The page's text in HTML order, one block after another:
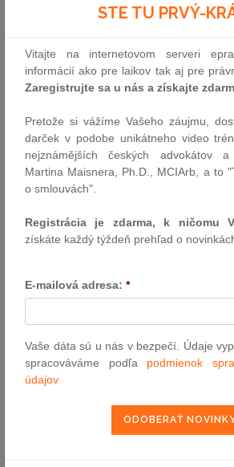
rovnako aj požiadavka na jeho
Päť rokov nasledujúcich po roku,
týkajú, prípadne po roku, kedy sa
povinný uchovávať:
zoznamy číselných znakov alebo
použitých v účtovníctve, odpisový
inventarizačné zápisy, účtový rozvrh,
účtovné záznamy, ktoré sú nositeľmi
dokladuje formu vedenia účtovníctva.
Desať rokov nasledujúcich po roku,
účtovná závierka, výkazy
správa audítora.
K otázke dĺžky uchovávania mzdových
účtovné záznamy si je nutné položiť
účtovníctve používam a podľa toho ich
rokov nasledujúcich po roku, ktorého sa
V prípade, že sa vaše účtovné
STE TU PRVÝ-
Vitajte na internetovom serveri
informácií ako pre laikov tak aj pre
Zaregistrujte sa u nás a získajte
Pretože si vážíme Vašeho záujmu,
darček v podobe unikátneho video
nejznámějších českých advokátov
Martina Maisnera, Ph.D., MCIArb, a to
o smlouvách".
Registrácia je zdarma, k ničomu
získáte každý týždeň prehľad o
E-mailová adresa: *
Vaše dáta sú u nás v bezpečí. Údaje
spracováváme podľa podmienok
údajov